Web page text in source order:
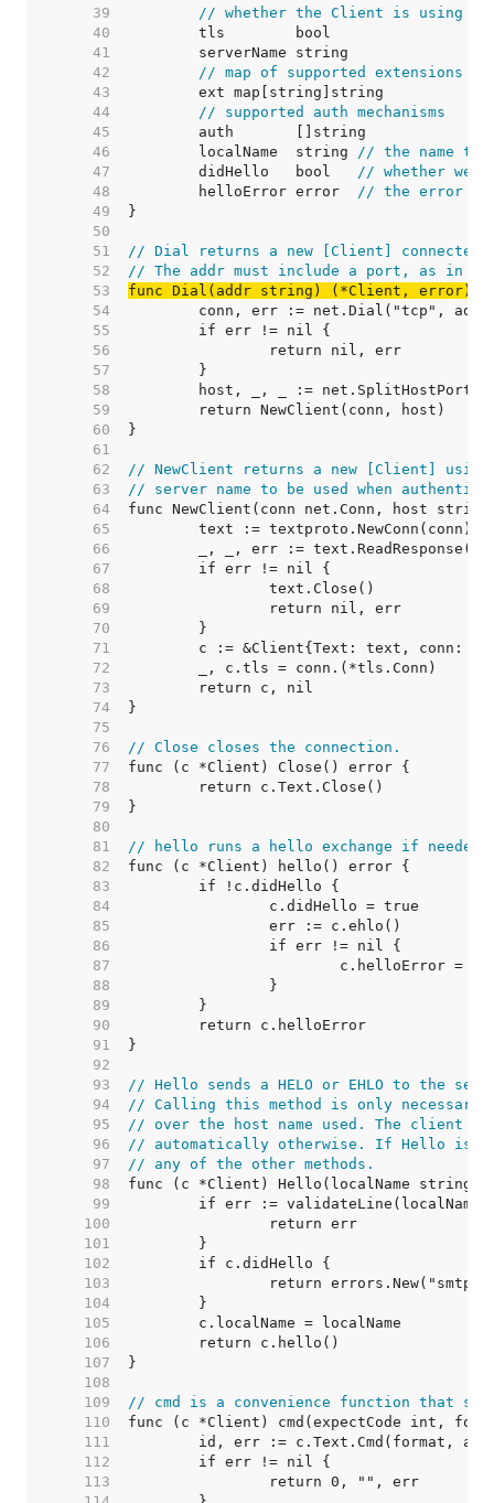
    39
// whether the Client is using
    40
    41
    42
// map of supported extensions
    43
    44
// supported auth mechanisms
    45
    46
	localName  string
// the name to
    47
	didHello   bool
// whether we've
    48
	helloError error
// the error
    49
    50
    51
// Dial returns a new [Client] connected
    52
// The addr must include a port, as in
    53
func Dial(addr string) (*Client, error)
    54
    55
    56
    57
    58
    59
    60
    61
    62
// NewClient returns a new [Client]
    63
// server name to be used when
    64
    65
    66
    67
    68
    69
    70
    71
    72
    73
    74
    75
    76
// Close closes the connection.
    77
    78
    79
    80
    81
// hello runs a hello exchange if needed.
    82
    83
    84
    85
    86
    87
    88
    89
    90
    91
    92
    93
// Hello sends a HELO or EHLO to the
    94
// Calling this method is only
    95
// over the host name used. The client
    96
// automatically otherwise. If Hello is
    97
// any of the other methods.
    98
    99
   100
   101
   102
   103
   104
   105
   106
   107
   108
   109
// cmd is a convenience function that
   110
   111
   112
   113